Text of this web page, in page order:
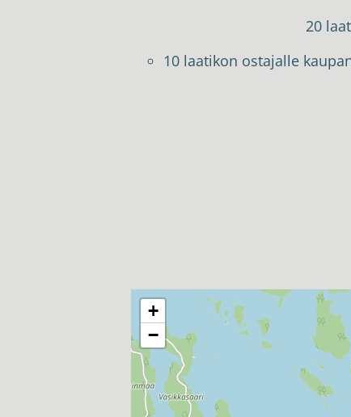
20
10 laatikon ostajalle
+
−